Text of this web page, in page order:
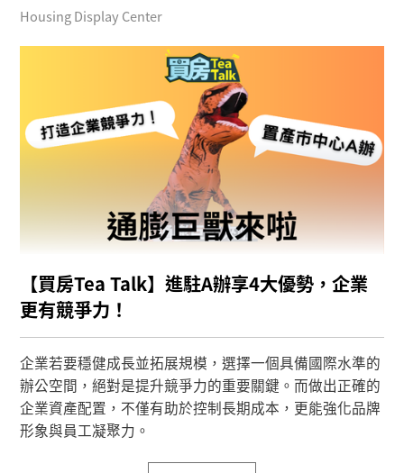
Housing Display Center
【買房Tea Talk】進駐A辦享4大優勢，企業
更有競爭力！
企業若要穩健成長並拓展規模，選擇一個具備國際水準的
辦公空間，絕對是提升競爭力的重要關鍵。而做出正確的
企業資產配置，不僅有助於控制長期成本，更能強化品牌
形象與員工凝聚力。